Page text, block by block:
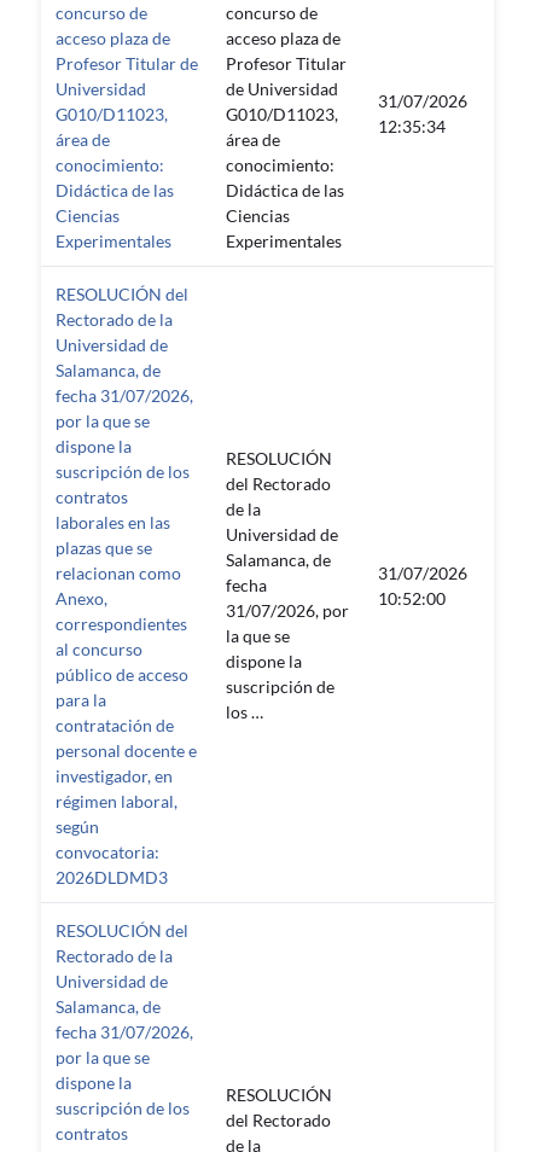
concurso de
acceso plaza de
Profesor Titular de
Universidad
G010/D11023,
área de
conocimiento:
Didáctica de las
Ciencias
Experimentales
concurso de
acceso plaza de
Profesor Titular
de Universidad
G010/D11023,
área de
conocimiento:
Didáctica de las
Ciencias
Experimentales
31/07/2026
12:35:34
RESOLUCIÓN del
Rectorado de la
Universidad de
Salamanca, de
fecha 31/07/2026,
por la que se
dispone la
suscripción de los
contratos
laborales en las
plazas que se
relacionan como
Anexo,
correspondientes
al concurso
público de acceso
para la
contratación de
personal docente e
investigador, en
régimen laboral,
según
convocatoria:
2026DLDMD3
RESOLUCIÓN
del Rectorado
de la
Universidad de
Salamanca, de
fecha
31/07/2026, por
la que se
dispone la
suscripción de
los …
31/07/2026
10:52:00
RESOLUCIÓN del
Rectorado de la
Universidad de
Salamanca, de
fecha 31/07/2026,
por la que se
dispone la
suscripción de los
contratos
RESOLUCIÓN
del Rectorado
de la